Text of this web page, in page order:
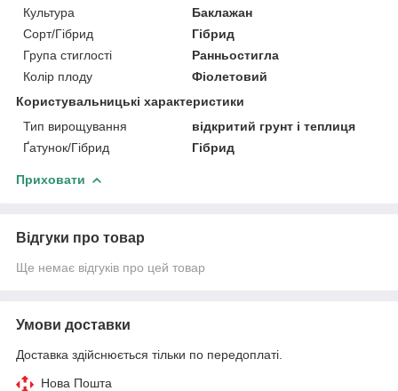
Культура
Баклажан
Сорт/Гібрид
Гібрид
Група стиглості
Ранньостигла
Колір плоду
Фіолетовий
Користувальницькі характеристики
Тип вирощування
відкритий грунт і теплиця
Ґатунок/Гібрид
Гібрид
Приховати
Відгуки про товар
Ще немає відгуків про цей товар
Умови доставки
Доставка здійснюється тільки по передоплаті.
Нова Пошта